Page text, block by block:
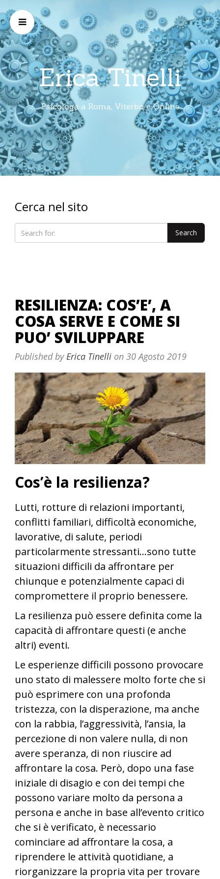
Erica Tinelli
Psicologa a Roma, Viterbo e Online
Cerca nel sito
RESILIENZA: COS’E’, A
COSA SERVE E COME SI
PUO’ SVILUPPARE
Published byErica Tinelli on 30 Agosto 2019
Cos’è la resilienza?
Lutti, rotture di relazioni importanti,
conflitti familiari, difficoltà economiche,
lavorative, di salute, periodi
particolarmente stressanti…sono tutte
situazioni difficili da affrontare per
chiunque e potenzialmente capaci di
compromettere il proprio benessere.
La resilienza può essere definita come la
capacità di affrontare questi (e anche
altri) eventi.
Le esperienze difficili possono provocare
uno stato di malessere molto forte che si
può esprimere con una profonda
tristezza, con la disperazione, ma anche
con la rabbia, l’aggressività, l’ansia, la
percezione di non valere nulla, di non
avere speranza, di non riuscire ad
affrontare la cosa. Però, dopo una fase
iniziale di disagio e con dei tempi che
possono variare molto da persona a
persona e anche in base all’evento critico
che si è verificato, è necessario
cominciare ad affrontare la cosa, a
riprendere le attività quotidiane, a
riorganizzare la propria vita per trovare